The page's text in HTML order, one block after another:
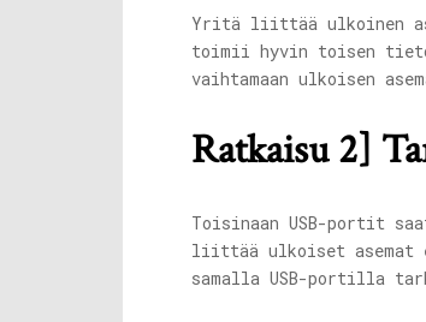
Yritä liittää ulkoinen
toimii hyvin toisen
vaihtamaan ulkoisen
Ratkaisu 2]
Toisinaan USB-portit
liittää ulkoiset asemat
samalla USB-portilla